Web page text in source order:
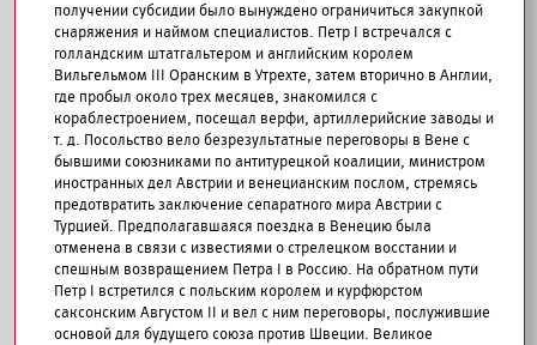
получении субсидии было вынуждено ограничиться закупкой
снаряжения и наймом специалистов. Петр I встречался с
голландским штатгальтером и английским королем
Вильгельмом III Оранским в Утрехте, затем вторично в Англии,
где пробыл около трех месяцев, знакомился с
кораблестроением, посещал верфи, артиллерийские заводы и
т. д. Посольство вело безрезультатные переговоры в Вене с
бывшими союзниками по антитурецкой коалиции, министром
иностранных дел Австрии и венецианским послом, стремясь
предотвратить заключение сепаратного мира Австрии с
Турцией. Предполагавшаяся поездка в Венецию была
отменена в связи с известиями о стрелецком восстании и
спешным возвращением Петра I в Россию. На обратном пути
Петр I встретился с польским королем и курфюрстом
саксонским Августом II и вел с ним переговоры, послужившие
основой для будущего союза против Швеции. Великое